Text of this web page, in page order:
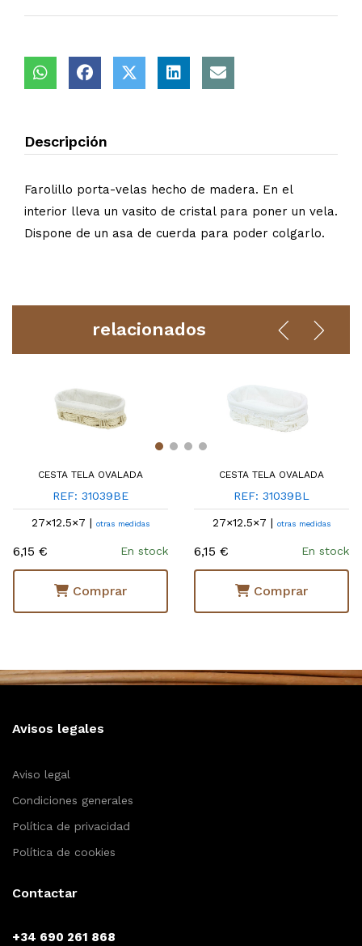
Descripción
Farolillo porta-velas hecho de madera. En el
interior lleva un vasito de cristal para poner un vela.
Dispone de un asa de cuerda para poder colgarlo.
relacionados
CESTA TELA OVALADA
REF: 31039BE
27×12.5×7 | otras medidas
6,15 € En stock
Comprar
CESTA TELA OVALADA
REF: 31039BL
27×12.5×7 | otras medidas
6,15 € En stock
Comprar
Avisos legales
Aviso legal
Condiciones generales
Política de privacidad
Política de cookies
Contactar
+34 690 261 868